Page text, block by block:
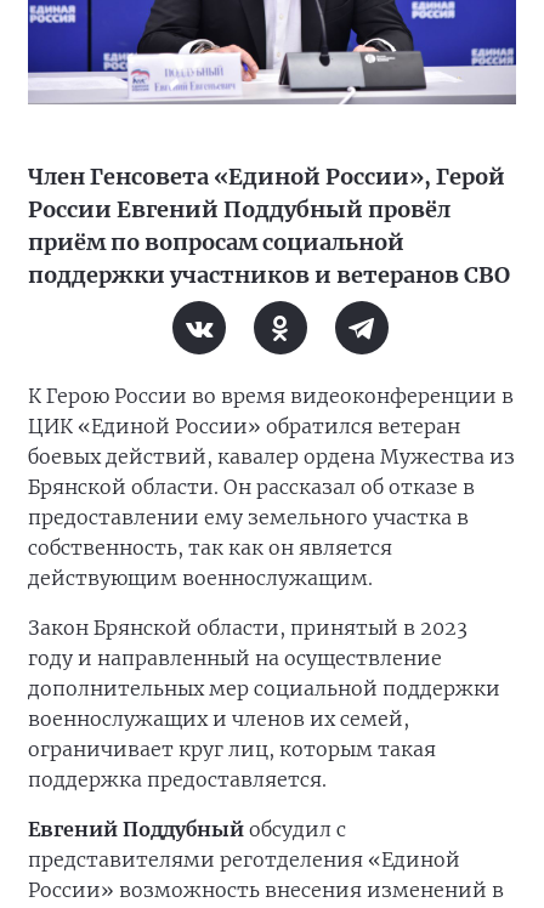
Член Генсовета «Единой России», Герой
России Евгений Поддубный провёл
приём по вопросам социальной
поддержки участников и ветеранов СВО
К Герою России во время видеоконференции в
ЦИК «Единой России» обратился ветеран
боевых действий, кавалер ордена Мужества из
Брянской области. Он рассказал об отказе в
предоставлении ему земельного участка в
собственность, так как он является
действующим военнослужащим.
Закон Брянской области, принятый в 2023
году и направленный на осуществление
дополнительных мер социальной поддержки
военнослужащих и членов их семей,
ограничивает круг лиц, которым такая
поддержка предоставляется.
Евгений Поддубный обсудил с
представителями реготделения «Единой
России» возможность внесения изменений в